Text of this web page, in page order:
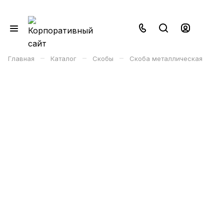
Главная – Каталог – Скобы – Скоба металлическая